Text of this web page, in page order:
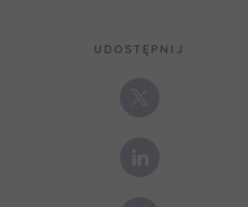
UDOSTĘPNIJ